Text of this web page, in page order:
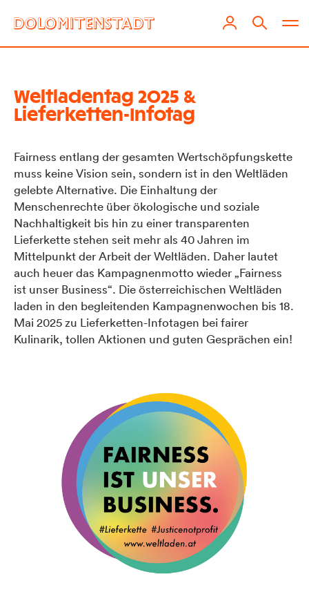
Weltladentag 2025 &
Lieferketten-Infotag
Fairness entlang der gesamten Wertschöpfungskette
muss keine Vision sein, sondern ist in den Weltläden
gelebte Alternative. Die Einhaltung der
Menschenrechte über ökologische und soziale
Nachhaltigkeit bis hin zu einer transparenten
Lieferkette stehen seit mehr als 40 Jahren im
Mittelpunkt der Arbeit der Weltläden. Daher lautet
auch heuer das Kampagnenmotto wieder „Fairness
ist unser Business“. Die österreichischen Weltläden
laden in den begleitenden Kampagnenwochen bis 18.
Mai 2025 zu Lieferketten-Infotagen bei fairer
Kulinarik, tollen Aktionen und guten Gesprächen ein!